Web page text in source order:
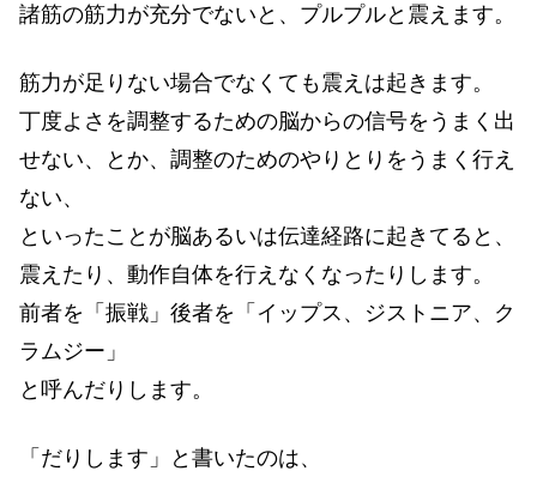
諸筋の筋力が充分でないと、プルプルと震えます。
筋力が足りない場合でなくても震えは起きます。
丁度よさを調整するための脳からの信号をうまく出
せない、とか、調整のためのやりとりをうまく行え
ない、
といったことが脳あるいは伝達経路に起きてると、
震えたり、動作自体を行えなくなったりします。
前者を「振戦」後者を「イップス、ジストニア、ク
ラムジー」
と呼んだりします。
「だりします」と書いたのは、